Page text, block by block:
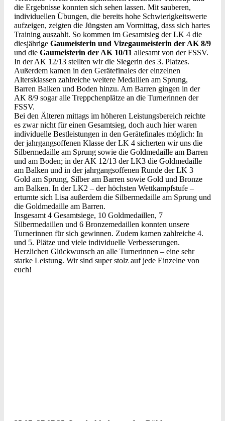
die Ergebnisse konnten sich sehen lassen. Mit sauberen,
individuellen Übungen, die bereits hohe Schwierigkeitswerte
aufzeigen, zeigten die Jüngsten am Vormittag, dass sich hartes
Training auszahlt. So kommen im Gesamtsieg der LK 4 die
diesjährige Gaumeisterin und Vizegaumeisterin der AK 8/9
und die Gaumeisterin der AK 10/11 allesamt von der FSSV.
In der AK 12/13 stellten wir die Siegerin des 3. Platzes.
Außerdem kamen in den Gerätefinales der einzelnen
Altersklassen zahlreiche weitere Medaillen am Sprung,
Barren Balken und Boden hinzu. Am Barren gingen in der
AK 8/9 sogar alle Treppchenplätze an die Turnerinnen der
FSSV.
Bei den Älteren mittags im höheren Leistungsbereich reichte
es zwar nicht für einen Gesamtsieg, doch auch hier waren
individuelle Bestleistungen in den Gerätefinales möglich: In
der jahrgangsoffenen Klasse der LK 4 sicherten wir uns die
Silbermedaille am Sprung sowie die Goldmedaille am Barren
und am Boden; in der AK 12/13 der LK3 die Goldmedaille
am Balken und in der jahrgangsoffenen Runde der LK 3
Gold am Sprung, Silber am Barren sowie Gold und Bronze
am Balken. In der LK2 – der höchsten Wettkampfstufe –
erturnte sich Lisa außerdem die Silbermedaille am Sprung und
die Goldmedaille am Barren.
Insgesamt 4 Gesamtsiege, 10 Goldmedaillen, 7
Silbermedaillen und 6 Bronzemedaillen konnten unsere
Turnerinnen für sich gewinnen. Zudem kamen zahlreiche 4.
und 5. Plätze und viele individuelle Verbesserungen.
Herzlichen Glückwunsch an alle Turnerinnen – eine sehr
starke Leistung. Wir sind super stolz auf jede Einzelne von
euch!